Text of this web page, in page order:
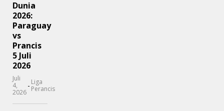
Dunia
2026:
Paraguay
vs
Prancis
5 Juli
2026
Juli
4,
2026
- Liga
Perancis